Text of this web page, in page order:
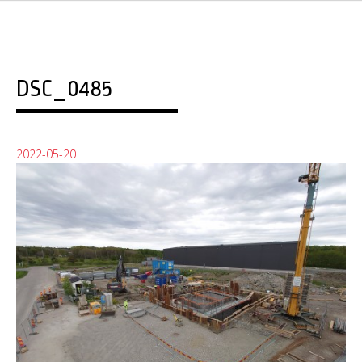
DSC_0485
2022-05-20